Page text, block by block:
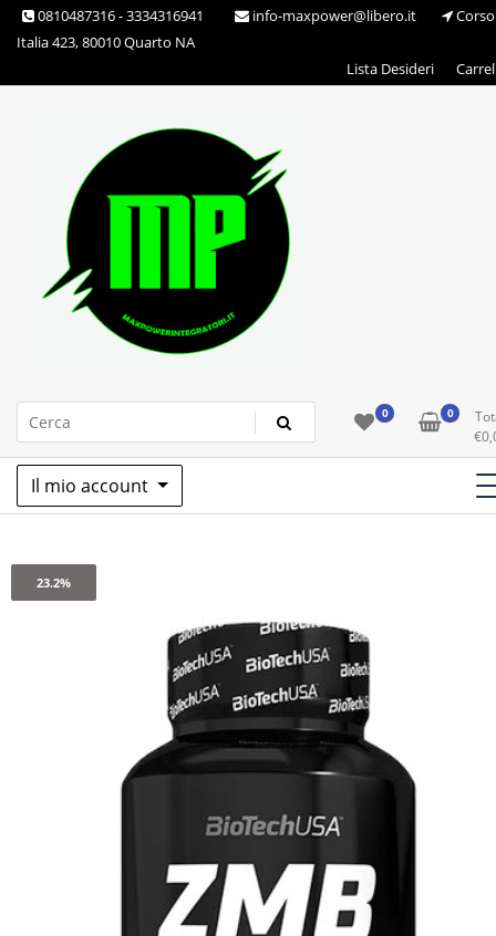
Skip 0810487316 - 3334316941 info-maxpower@libero.it
Corso
Italia 423, 80010 Quarto NA
Lista Desideri
Max Power Integratori 0 0
€
Il mio account
23.2%